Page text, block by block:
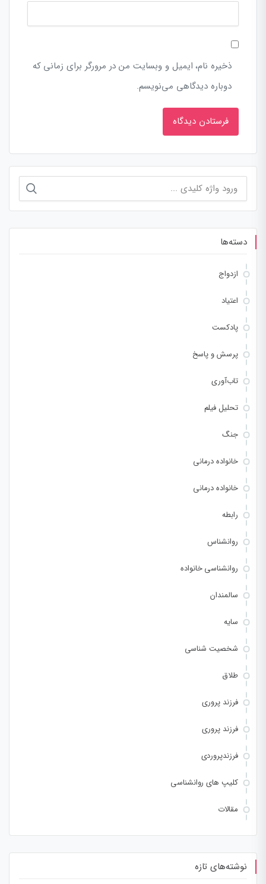
ذخیره نام، ایمیل و وبسایت من در مرورگر برای زمانی که
دوباره دیدگاهی می‌نویسم.
جستجو
برای:
دسته‌ها
ازدواج
اعتیاد
پادکست
پرسش و پاسخ
تاب‌آوری
تحلیل فیلم
جنگ
خانواده درمانی
خانواده درمانی
رابطه
روانشناس
روانشناسی خانواده
سالمندان
سایه
شخصیت شناسی
طلاق
فرزند پروری
فرزند پروری
فرزندپروردی
کلیپ های روانشناسی
مقالات
نوشته‌های تازه